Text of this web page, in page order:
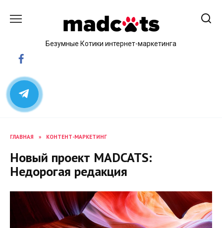
Безумные Котики интернет-маркетинга
ГЛАВНАЯ » КОНТЕНТ-МАРКЕТИНГ
Новый проект MADCATS:
Недорогая редакция